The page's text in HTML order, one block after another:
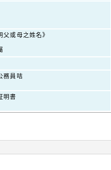
或母之姓名》
務員咭
明書